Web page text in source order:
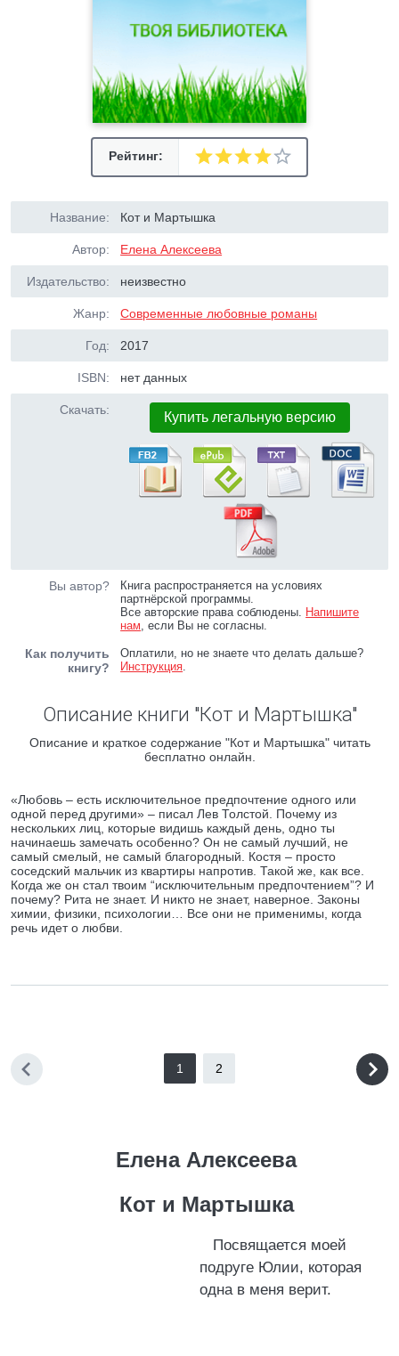
Рейтинг:
Название: Кот и Мартышка
Автор: Елена Алексеева
Издательство: неизвестно
Жанр: Современные любовные романы
Год: 2017
ISBN: нет данных
Скачать: Купить легальную версию
Вы автор?
Книга распространяется на условиях
партнёрской программы.
Все авторские права соблюдены. Напишите
нам, если Вы не согласны.
Как получить
книгу?
Оплатили, но не знаете что делать дальше?
Инструкция.
Описание книги "Кот и Мартышка"
Описание и краткое содержание "Кот и Мартышка" читать
бесплатно онлайн.
«Любовь – есть исключительное предпочтение одного или
одной перед другими» – писал Лев Толстой. Почему из
нескольких лиц, которые видишь каждый день, одно ты
начинаешь замечать особенно? Он не самый лучший, не
самый смелый, не самый благородный. Костя – просто
соседский мальчик из квартиры напротив. Такой же, как все.
Когда же он стал твоим “исключительным предпочтением”? И
почему? Рита не знает. И никто не знает, наверное. Законы
химии, физики, психологии… Все они не применимы, когда
речь идет о любви.
1 2
Елена Алексеева
Кот и Мартышка
Посвящается моей
подруге Юлии, которая
одна в меня верит.